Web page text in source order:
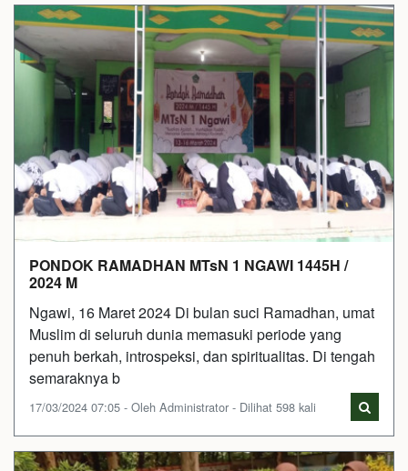
PONDOK RAMADHAN MTsN 1 NGAWI 1445H /
2024 M
Ngawi, 16 Maret 2024 Di bulan suci Ramadhan, umat
Muslim di seluruh dunia memasuki periode yang
penuh berkah, introspeksi, dan spiritualitas. Di tengah
semaraknya b
17/03/2024 07:05 - Oleh Administrator - Dilihat 598 kali